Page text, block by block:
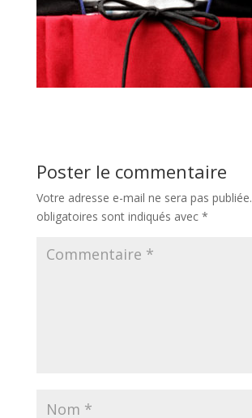
Poster le commentaire
Votre adresse e-mail ne sera pas publiée.
obligatoires sont indiqués avec *